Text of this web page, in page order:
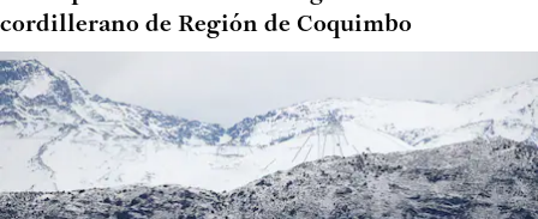
cordillerano de Región de Coquimbo